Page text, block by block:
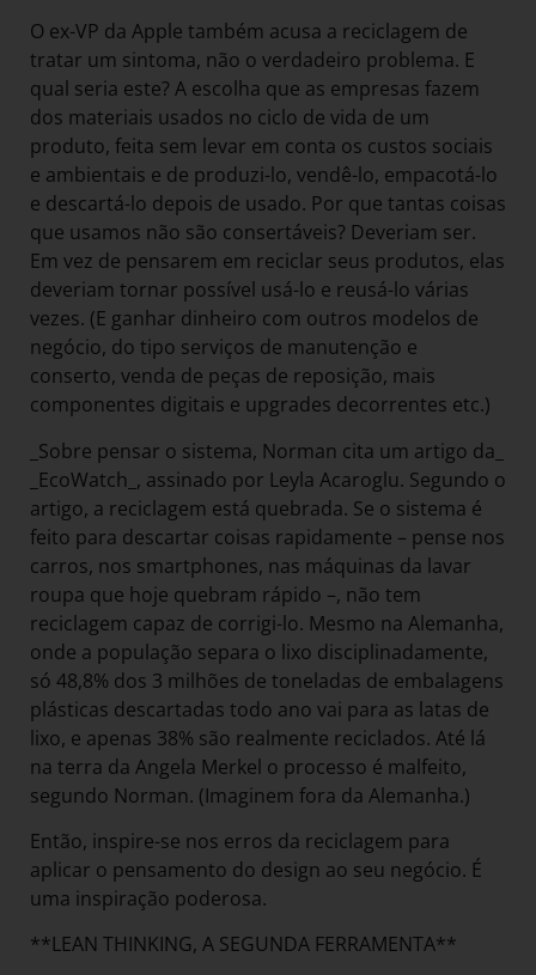
O ex-VP da Apple também acusa a reciclagem de
tratar um sintoma, não o verdadeiro problema. E
qual seria este? A escolha que as empresas fazem
dos materiais usados no ciclo de vida de um
produto, feita sem levar em conta os custos sociais
e ambientais e de produzi-lo, vendê-lo, empacotá-lo
e descartá-lo depois de usado. Por que tantas coisas
que usamos não são consertáveis? Deveriam ser.
Em vez de pensarem em reciclar seus produtos, elas
deveriam tornar possível usá-lo e reusá-lo várias
vezes. (E ganhar dinheiro com outros modelos de
negócio, do tipo serviços de manutenção e
conserto, venda de peças de reposição, mais
componentes digitais e upgrades decorrentes etc.)
_Sobre pensar o sistema, Norman cita um artigo da_
_EcoWatch_, assinado por Leyla Acaroglu. Segundo o
artigo, a reciclagem está quebrada. Se o sistema é
feito para descartar coisas rapidamente – pense nos
carros, nos smartphones, nas máquinas da lavar
roupa que hoje quebram rápido –, não tem
reciclagem capaz de corrigi-lo. Mesmo na Alemanha,
onde a população separa o lixo disciplinadamente,
só 48,8% dos 3 milhões de toneladas de embalagens
plásticas descartadas todo ano vai para as latas de
lixo, e apenas 38% são realmente reciclados. Até lá
na terra da Angela Merkel o processo é malfeito,
segundo Norman. (Imaginem fora da Alemanha.)
Então, inspire-se nos erros da reciclagem para
aplicar o pensamento do design ao seu negócio. É
uma inspiração poderosa.
**LEAN THINKING, A SEGUNDA FERRAMENTA**